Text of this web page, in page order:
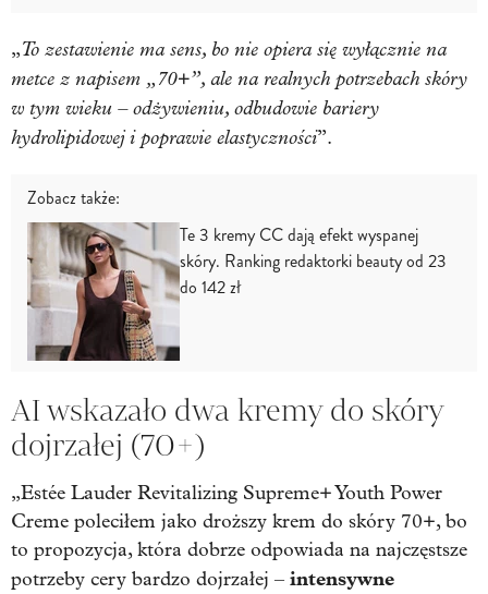
„To zestawienie ma sens, bo nie opiera się wyłącznie na
metce z napisem „70+”, ale na realnych potrzebach skóry
w tym wieku – odżywieniu, odbudowie bariery
hydrolipidowej i poprawie elastyczności”.
Zobacz także:
Te 3 kremy CC dają efekt wyspanej
skóry. Ranking redaktorki beauty od 23
do 142 zł
AI wskazało dwa kremy do skóry
dojrzałej (70+)
„Estée Lauder Revitalizing Supreme+ Youth Power
Creme poleciłem jako droższy krem do skóry 70+, bo
to propozycja, która dobrze odpowiada na najczęstsze
potrzeby cery bardzo dojrzałej – intensywne